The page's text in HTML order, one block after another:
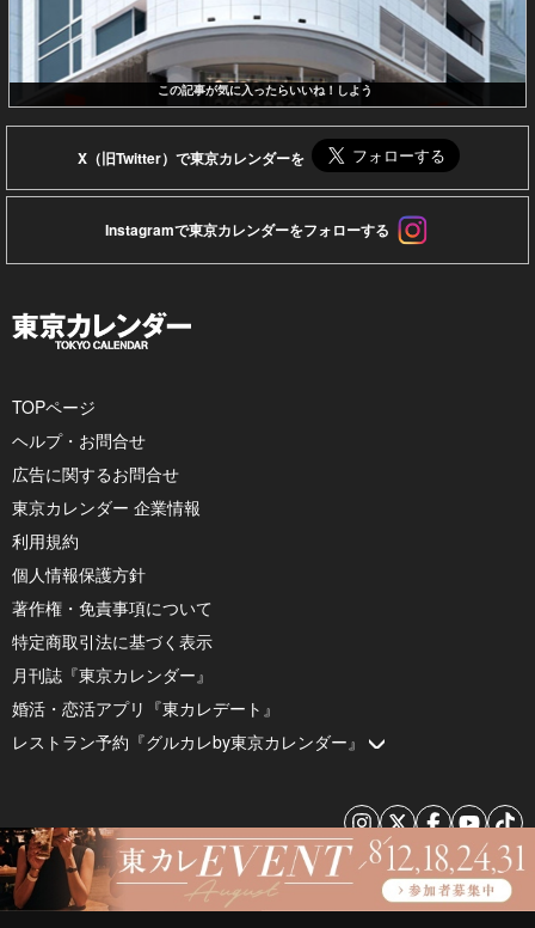
この記事が気に入ったらいいね！しよう
X（旧Twitter）で東京カレンダーを
Instagramで東京カレンダーをフォローする
TOPページ
ヘルプ・お問合せ
広告に関するお問合せ
東京カレンダー 企業情報
利用規約
個人情報保護方針
著作権・免責事項について
特定商取引法に基づく表示
月刊誌『東京カレンダー』
婚活・恋活アプリ『東カレデート』
レストラン予約『グルカレby東京カレンダー』
© 2026 by Tokyo Calendar, Inc.